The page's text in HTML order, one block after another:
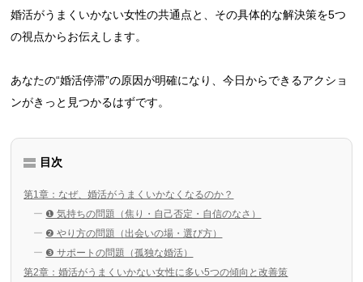
婚活がうまくいかない女性の共通点と、その具体的な解決策を5つ
の視点からお伝えします。
あなたの“婚活停滞”の原因が明確になり、今日からできるアクショ
ンがきっと見つかるはずです。
目次
第1章：なぜ、婚活がうまくいかなくなるのか？
❶ 気持ちの問題（焦り・自己否定・自信のなさ）
❷ やり方の問題（出会いの場・選び方）
❸ サポートの問題（孤独な婚活）
第2章：婚活がうまくいかない女性に多い5つの傾向と改善策